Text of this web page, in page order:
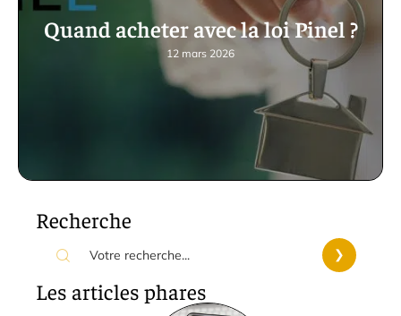
Quand acheter avec la loi Pinel ?
12 mars 2026
Recherche
Les articles phares